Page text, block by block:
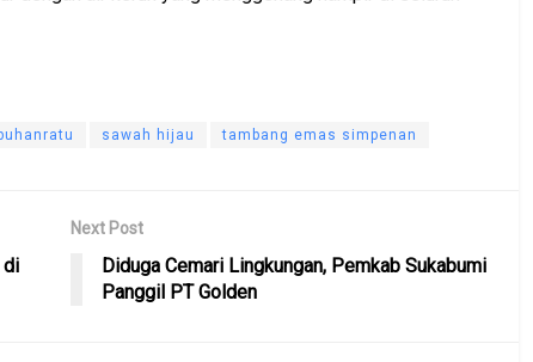
sawah hijau tambang emas simpenan
di
Next Post
Diduga Cemari Lingkungan, Pemkab Sukabumi
Panggil PT Golden